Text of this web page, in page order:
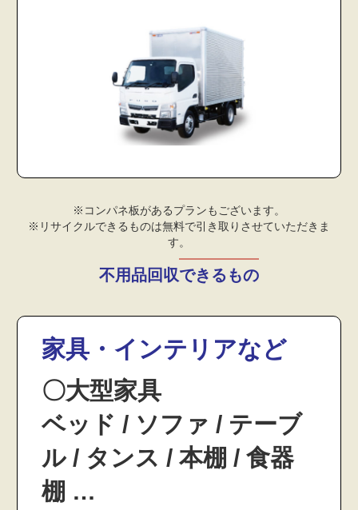
※コンパネ板があるプランもございます。
※リサイクルできるものは無料で引き取りさせていただきま
す。
不用品回収できるもの
家具・インテリアなど
〇大型家具
ベッド / ソファ / テーブ
ル / タンス / 本棚 / 食器
棚 …